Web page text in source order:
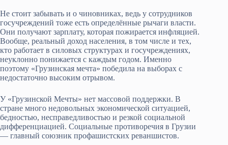
Не стоит забывать и о чиновниках, ведь у сотрудников
госучреждений тоже есть определённые рычаги власти.
Они получают зарплату, которая пожирается инфляцией.
Вообще, реальный доход населения, в том числе и тех,
кто работает в силовых структурах и госучреждениях,
неуклонно понижается с каждым годом. Именно
поэтому «Грузинская мечта» победила на выборах с
недостаточно высоким отрывом.
У «Грузинской Мечты» нет массовой поддержки. В
стране много недовольных экономической ситуацией,
бедностью, несправедливостью и резкой социальной
дифференциацией. Социальные противоречия в Грузии
— главный союзник профашистских реваншистов.